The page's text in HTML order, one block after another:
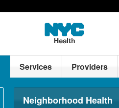
Services Providers
Neighborhood Health